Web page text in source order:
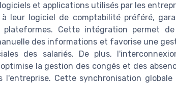
et applications utilisés par les
à leur logiciel de comptabilité préféré,
plateformes. Cette intégration permet
des informations et favorise une
des salariés. De plus,
la gestion des congés et des
l'entreprise. Cette synchronisation